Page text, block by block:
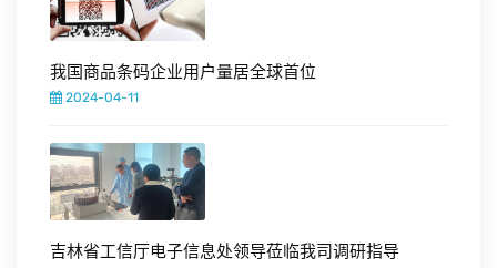
我国商品条码企业用户量居全球首位
2024-04-11
吉林省工信厅电子信息处领导莅临我司调研指导